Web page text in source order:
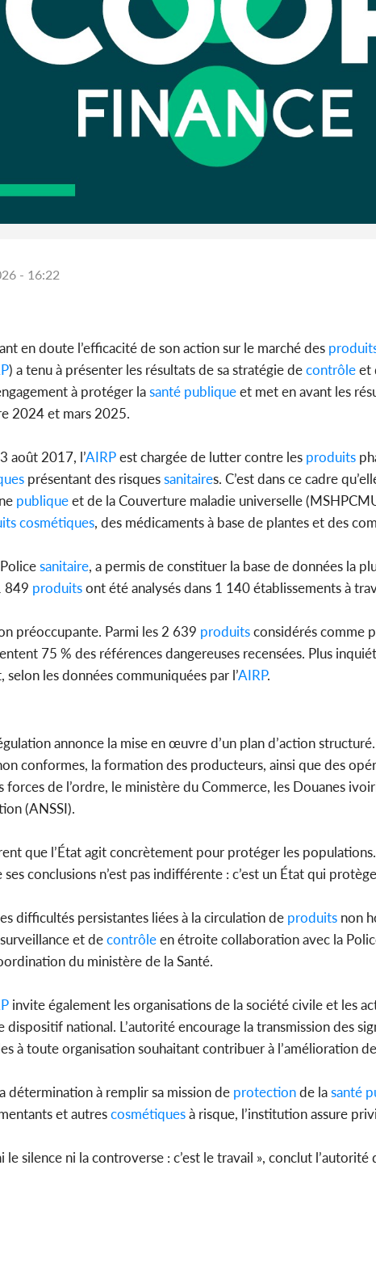
- 16:22
en doute l’efficacité de son action sur le marché des
) a tenu à présenter les résultats de sa stratégie decontrôleet
à protéger lasanté publiqueet met en avant les
2024 et mars 2025.
août 2017, l’AIRPest chargée de lutter contre les produits
présentant des risquessanitaires. C’est dans ce cadre
publiqueet de la Couverture maladie universelle
cosmétiques, des médicaments à base de plantes et des
sanitaire, a permis de constituer la base de données la
849 produitsont été analysés dans 1 140 établissements à
préoccupante. Parmi les 2 639 produitsconsidérés comme
75 % des références dangereuses recensées. Plus
les données communiquées par l’AIRP.
annonce la mise en œuvre d’un plan d’action
conformes, la formation des producteurs, ainsi que des
de l’ordre, le ministère du Commerce, les Douanes
(ANSSI).
que l’État agit concrètement pour protéger les
ses conclusions n’est pas indifférente : c’est un État qui
difficultés persistantes liées à la circulation de produits non
et decontrôleen étroite collaboration avec la
du ministère de la Santé.
invite également les organisations de la société civile et les
dispositif national. L’autorité encourage la transmission des
à toute organisation souhaitant contribuer à l’amélioration
détermination à remplir sa mission de protectionde lasanté
et autrescosmétiquesà risque, l’institution assure
le silence ni la controverse : c’est le travail », conclut l’autorité